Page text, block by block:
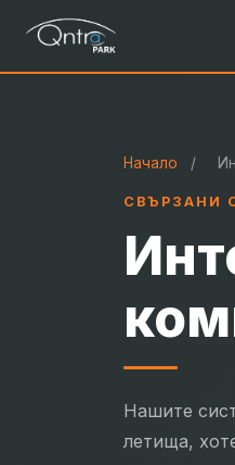
Начало /
СВЪРЗАНИ
Нашите
летища,